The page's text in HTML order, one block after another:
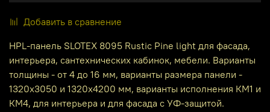
Добавить в сравнение
HPL-панель SLOTEX 8095 Rustic Pine light для фасада,
интерьера, сантехнических кабинок, мебели. Варианты
толщины - от 4 до 16 мм, варианты размера панели -
1320х3050 и 1320х4200 мм, варианты исполнения КМ1 и
КМ4, для интерьера и для фасада с УФ-защитой.